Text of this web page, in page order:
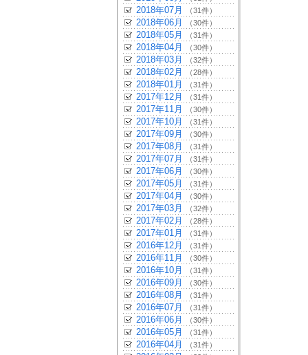
2018年07月 （31件）
2018年06月 （30件）
2018年05月 （31件）
2018年04月 （30件）
2018年03月 （32件）
2018年02月 （28件）
2018年01月 （31件）
2017年12月 （31件）
2017年11月 （30件）
2017年10月 （31件）
2017年09月 （30件）
2017年08月 （31件）
2017年07月 （31件）
2017年06月 （30件）
2017年05月 （31件）
2017年04月 （30件）
2017年03月 （32件）
2017年02月 （28件）
2017年01月 （31件）
2016年12月 （31件）
2016年11月 （30件）
2016年10月 （31件）
2016年09月 （30件）
2016年08月 （31件）
2016年07月 （31件）
2016年06月 （30件）
2016年05月 （31件）
2016年04月 （31件）